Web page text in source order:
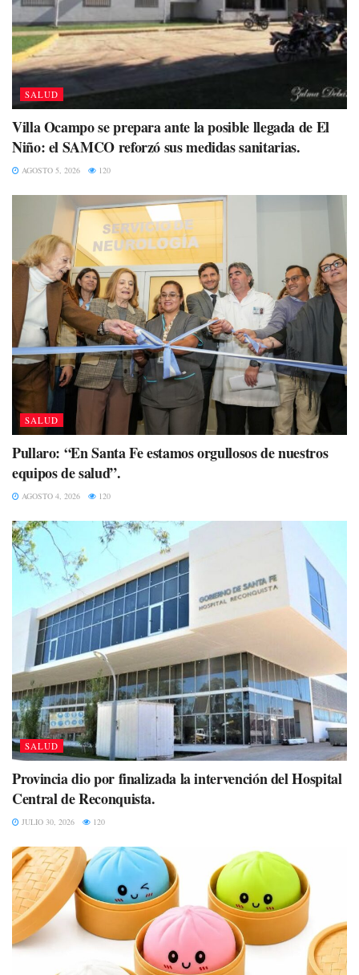
SALUD
Villa Ocampo se prepara ante la posible llegada de El
Niño: el SAMCO reforzó sus medidas sanitarias.
AGOSTO 5, 2026 120
SALUD
Pullaro: “En Santa Fe estamos orgullosos de nuestros
equipos de salud”.
AGOSTO 4, 2026 120
SALUD
Provincia dio por finalizada la intervención del Hospital
Central de Reconquista.
JULIO 30, 2026 120